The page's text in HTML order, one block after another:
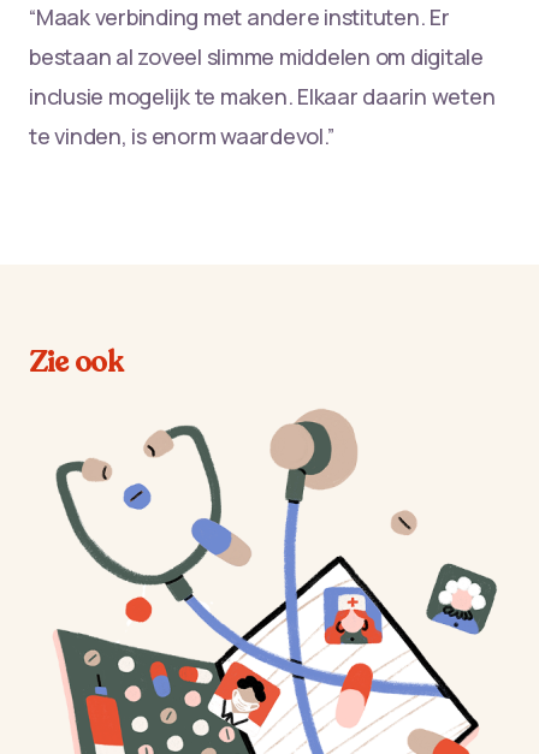
“Maak verbinding met andere instituten. Er
bestaan al zoveel slimme middelen om digitale
inclusie mogelijk te maken. Elkaar daarin weten
te vinden, is enorm waardevol.”
Zie ook